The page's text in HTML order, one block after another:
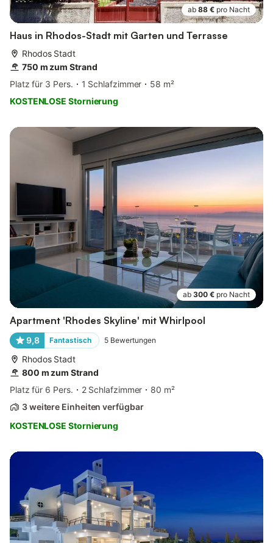
ab 88 € pro Nacht
Haus in Rhodos-Stadt mit Garten und Terrasse
Rhodos Stadt
750 m zum Strand
Platz für 3 Pers.
1 Schlafzimmer
58 m²
KOSTENLOSE Stornierung
ab 300 € pro Nacht
Apartment 'Rhodes Skyline' mit Whirlpool
9,8 Fantastisch 5 Bewertungen
Rhodos Stadt
800 m zum Strand
Platz für 6 Pers.
2 Schlafzimmer
80 m²
3 weitere Einheiten verfügbar
KOSTENLOSE Stornierung